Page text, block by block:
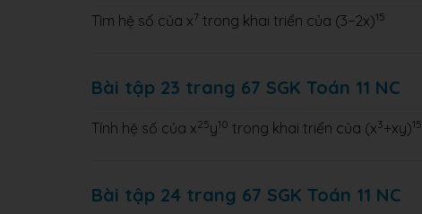
Tìm hệ số của x7 trong khai triển của (3−2x)15
Bài tập 23 trang 67 SGK Toán 11 NC
Tính hệ số của x25y10 trong khai triển của (x3+xy)15
Bài tập 24 trang 67 SGK Toán 11 NC